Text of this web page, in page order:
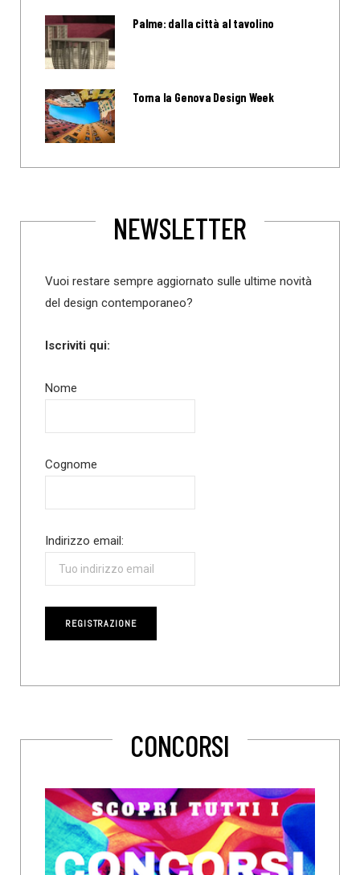
Palme: dalla città al tavolino
Torna la Genova Design Week
NEWSLETTER
Vuoi restare sempre aggiornato sulle ultime novità
del design contemporaneo?
Iscriviti qui:
Nome
Cognome
Indirizzo email:
CONCORSI